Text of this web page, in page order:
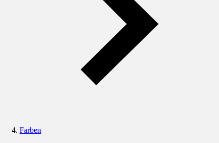
Farben